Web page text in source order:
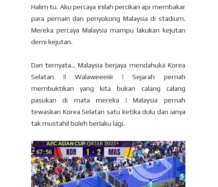
Halim tu. Aku percaya inilah percikan api membakar
para pemain dan penyokong Malaysia di stadium.
Mereka percaya Malaysia mampu lakukan kejutan
demi kejutan.
Dan ternyata... Malaysia berjaya mendahului Korea
Selatan !! Walaweeeiiii ! Sejarah pernah
membuktikan yang kita bukan calang calang
pasukan di mata mereka ! Malaysia pernah
tewaskan Korea Selatan satu ketika dulu dan ianya
tak mustahil boleh berlaku lagi.